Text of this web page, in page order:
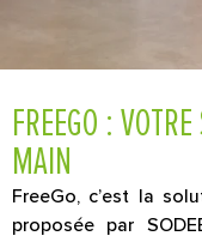
FREEGO :
MAIN
FreeGo, c’est la
proposée par